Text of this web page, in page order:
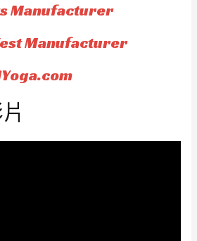
Manufacturer
Manufacturer